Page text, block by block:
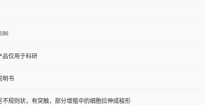
品仅用于科研
明书
不规则状，有突触，部分增殖中的细胞拉伸成梭形